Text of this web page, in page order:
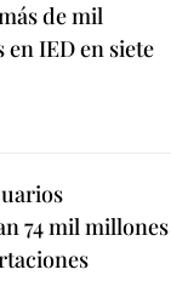
de mil
IED en siete
74 mil millones